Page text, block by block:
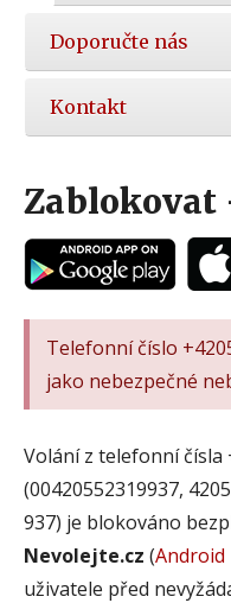
Doporučte nás
Kontakt
Zablokovat
Telefonní číslo
jako nebezpečné
Volání z telefonní čísla
(00420552319937,
937) je blokováno
Nevolejte.cz (Android
uživatele před